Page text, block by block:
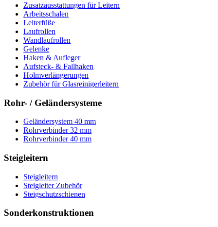
Zusatzausstattungen für Leitern
Arbeitsschalen
Leiterfüße
Laufrollen
Wandlaufrollen
Gelenke
Haken & Aufleger
Aufsteck- & Fallhaken
Holmverlängerungen
Zubehör für Glasreinigerleitern
Rohr- / Geländersysteme
Geländersystem 40 mm
Rohrverbinder 32 mm
Rohrverbinder 40 mm
Steigleitern
Steigleitern
Steigleiter Zubehör
Steigschutzschienen
Sonderkonstruktionen